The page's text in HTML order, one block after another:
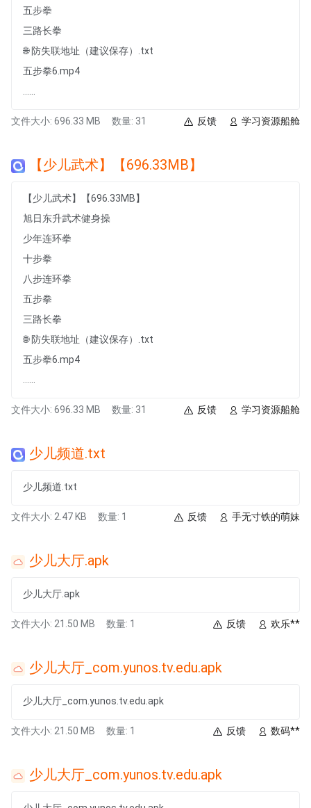
五步拳
三路长拳
🌐 防失联地址（建议保存）.txt
五步拳6.mp4
文件大小: 696.33 MB 数量: 31 学习资源船舱
反馈
【少儿武术】【696.33MB】
【少儿武术】【696.33MB】
旭日东升武术健身操
少年连环拳
十步拳
八步连环拳
五步拳
三路长拳
🌐 防失联地址（建议保存）.txt
五步拳6.mp4
文件大小: 696.33 MB 数量: 31 学习资源船舱
反馈
少儿频道.txt
少儿频道.txt
文件大小: 2.47 KB 数量: 1 手无寸铁的萌妹
反馈
少儿大厅.apk
少儿大厅.apk
文件大小: 21.50 MB 数量: 1 欢乐**
反馈
少儿大厅_com.yunos.tv.edu.apk
少儿大厅_com.yunos.tv.edu.apk
文件大小: 21.50 MB 数量: 1 数码**
反馈
少儿大厅_com.yunos.tv.edu.apk